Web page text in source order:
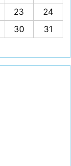
23
24
30 31